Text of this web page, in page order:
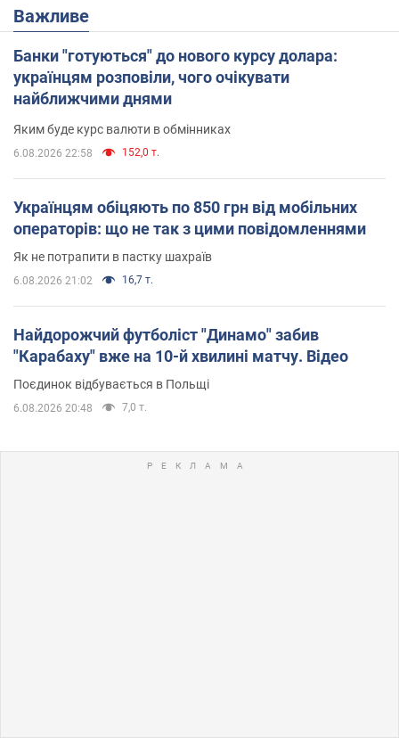
Важливе
Банки "готуються" до нового курсу долара:
українцям розповіли, чого очікувати
найближчими днями
Яким буде курс валюти в обмінниках
6.08.2026 22:58 152,0 т.
Українцям обіцяють по 850 грн від мобільних
операторів: що не так з цими повідомленнями
Як не потрапити в пастку шахраїв
6.08.2026 21:02 16,7 т.
Найдорожчий футболіст "Динамо" забив
"Карабаху" вже на 10-й хвилині матчу. Відео
Поєдинок відбувається в Польщі
6.08.2026 20:48 7,0 т.